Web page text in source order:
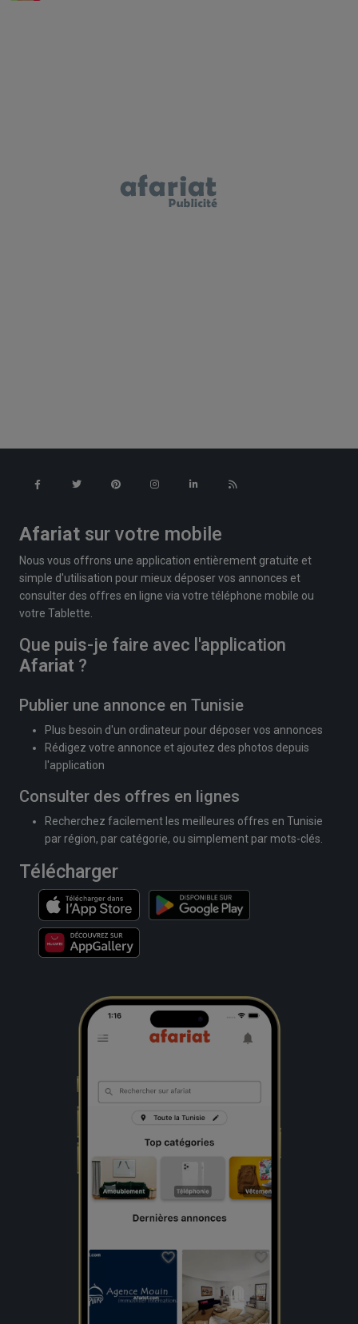
Afariat sur votre mobile
Nous vous offrons une application entièrement gratuite et
simple d'utilisation pour mieux déposer vos annonces et
consulter des offres en ligne via votre téléphone mobile ou
votre Tablette.
Que puis-je faire avec l'application
Afariat ?
Publier une annonce en Tunisie
Plus besoin d'un ordinateur pour déposer vos annonces
Rédigez votre annonce et ajoutez des photos depuis
l'application
Consulter des offres en lignes
Recherchez facilement les meilleures offres en Tunisie
par région, par catégorie, ou simplement par mots-clés.
Télécharger